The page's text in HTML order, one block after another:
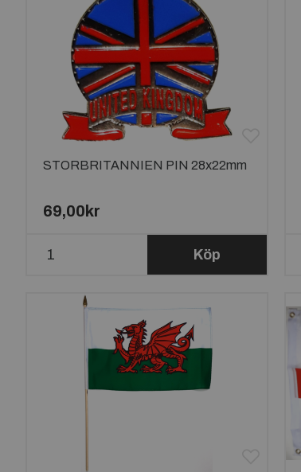
STORBRITANNIEN PIN 28x22mm
69,00kr
Köp